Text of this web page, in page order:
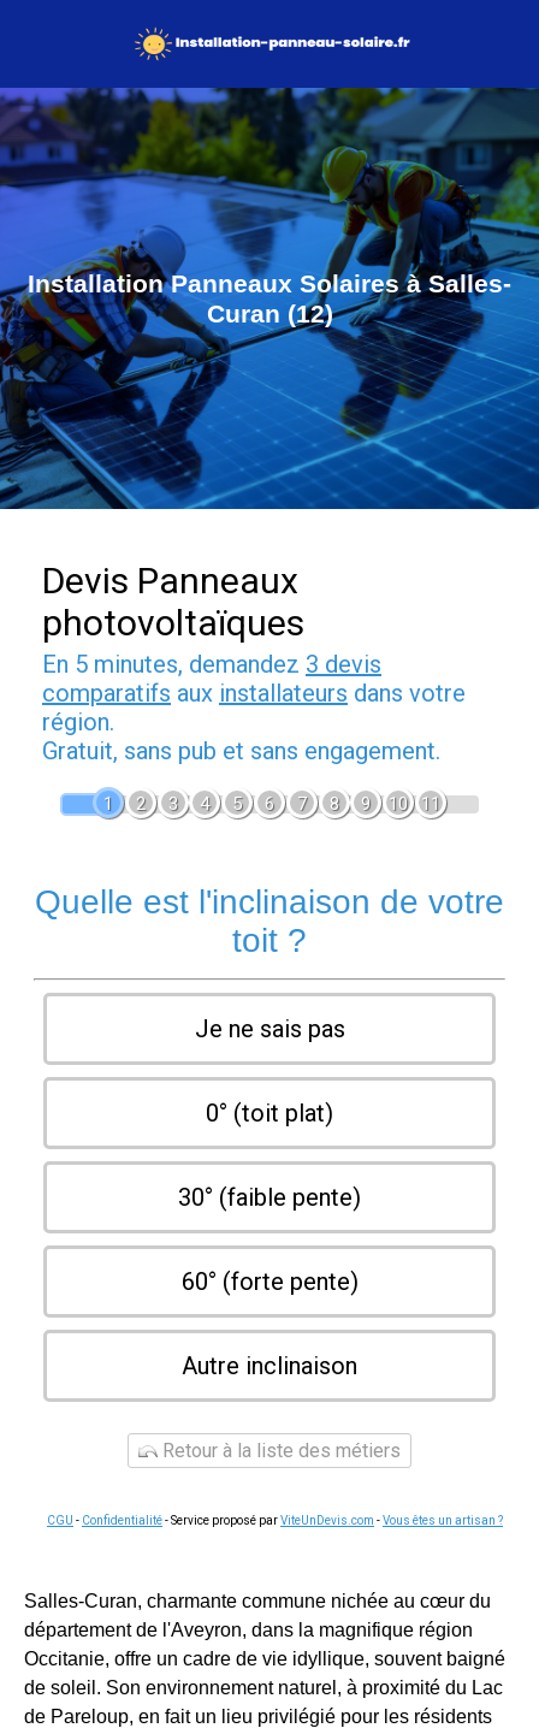
Installation Panneaux Solaires à Salles-
Curan (12)
Devis Panneaux
photovoltaïques
En 5 minutes, demandez 3 devis
comparatifs aux installateurs dans votre
région.
Gratuit, sans pub et sans engagement.
1 2 3 4 5 6 7 8 9 10 11
Quelle est l'inclinaison de votre
toit ?
Je ne sais pas
0° (toit plat)
30° (faible pente)
60° (forte pente)
Autre inclinaison
Retour à la liste des métiers
CGU - Confidentialité- Service proposé parViteUnDevis.com -Vous êtes un artisan ?
Salles-Curan, charmante commune nichée au cœur du
département de l'Aveyron, dans la magnifique région
Occitanie, offre un cadre de vie idyllique, souvent baigné
de soleil. Son environnement naturel, à proximité du Lac
de Pareloup, en fait un lieu privilégié pour les résidents